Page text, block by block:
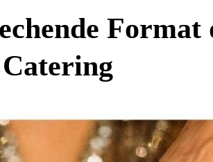
Format
Catering